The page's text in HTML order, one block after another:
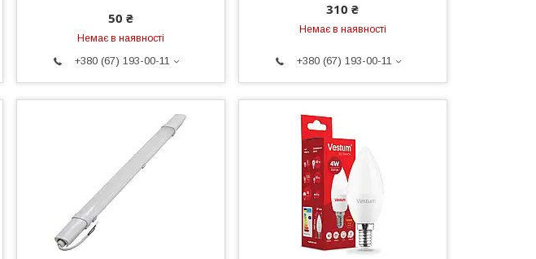
50 ₴
Немає в наявності
+380 (67) 193-00-11
310 ₴
Немає в наявності
+380 (67) 193-00-11